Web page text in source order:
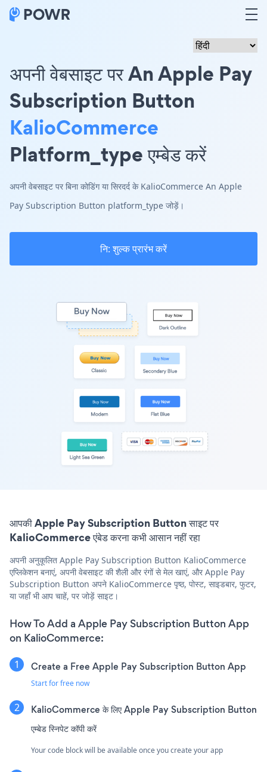
अपनी वेबसाइट पर An Apple Pay
Subscription Button
KalioCommerce
Platform_type एम्बेड करें
अपनी वेबसाइट पर बिना कोडिंग या सिरदर्द के KalioCommerce An Apple
Pay Subscription Button platform_type जोड़ें।
नि: शुल्क प्रारंभ करें
आपकी Apple Pay Subscription Button साइट पर
KalioCommerce एंबेड करना कभी आसान नहीं रहा
अपनी अनुकूलित Apple Pay Subscription Button KalioCommerce
एप्लिकेशन बनाएं, अपनी वेबसाइट की शैली और रंगों से मेल खाएं, और Apple Pay
Subscription Button अपने KalioCommerce पृष्ठ, पोस्ट, साइडबार, फुटर,
या जहाँ भी आप चाहें, पर जोड़ें साइट।
How To Add a Apple Pay Subscription Button App
on KalioCommerce:
Create a Free Apple Pay Subscription Button App
Start for free now
KalioCommerce के लिए Apple Pay Subscription Button
एम्बेड स्निपेट कॉपी करें
Your code block will be available once you create your app